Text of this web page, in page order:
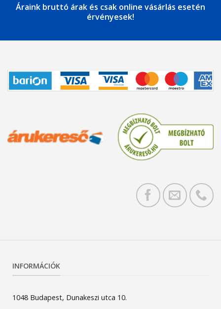
Áraink bruttó árak és csak online vásárlás esetén
érvényesek!
INFORMÁCIÓK
1048 Budapest, Dunakeszi utca 10.